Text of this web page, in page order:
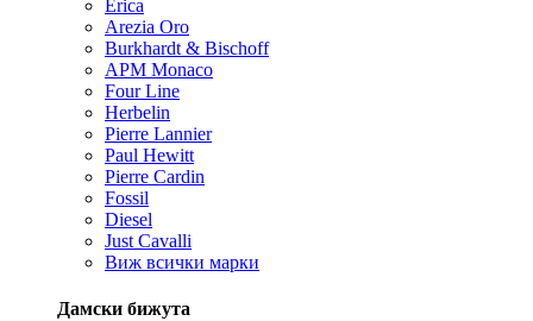
Erica
Arezia Oro
Burkhardt & Bischoff
APM Monaco
Four Line
Herbelin
Pierre Lannier
Paul Hewitt
Pierre Cardin
Fossil
Diesel
Just Cavalli
Виж всички марки
Дамски бижута